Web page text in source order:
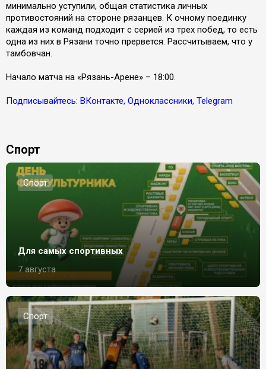
минимально уступили, общая статистика личных
противостояний на стороне рязанцев. К очному поединку
каждая из команд подходит с серией из трех побед, то есть
одна из них в Рязани точно прервется. Рассчитываем, что у
тамбовчан.
Начало матча на «Рязань-Арене» – 18:00.
Подписывайтесь: ВКонтакте, Одноклассники, Telegram
Спорт
Спорт
Для самых спортивных
7 августа
Спорт